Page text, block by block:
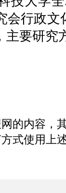
会行政
主要研究
网的内容
式使用上